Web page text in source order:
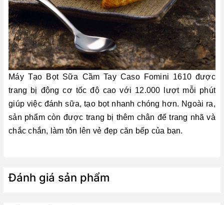
Máy Tạo Bọt Sữa Cầm Tay Caso Fomini 1610 được
trang bị động cơ tốc độ cao với 12.000 lượt mỗi phút
giúp việc đánh sữa, tạo bọt nhanh chóng hơn. Ngoài ra,
sản phẩm còn được trang bị thêm chân đế trang nhã và
chắc chắn, làm tôn lên vẻ đẹp căn bếp của bạn.
Đánh giá sản phẩm